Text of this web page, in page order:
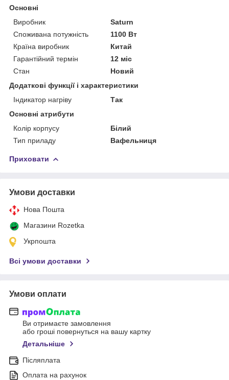
Основні
Виробник
Saturn
Споживана потужність
1100 Вт
Країна виробник
Китай
Гарантійний термін
12 міс
Стан
Новий
Додаткові функції і характеристики
Індикатор нагріву
Так
Основні атрибути
Колір корпусу
Білий
Тип приладу
Вафельниця
Приховати
Умови доставки
Нова Пошта
Магазини Rozetka
Укрпошта
Всі умови доставки
Умови оплати
Ви отримаєте замовлення
або гроші повернуться на вашу картку
Детальніше
Післяплата
Оплата на рахунок